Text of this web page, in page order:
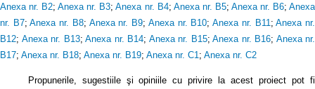
Anexa nr. B2;Anexa nr. B3;Anexa nr. B4; Anexa nr. B5; Anexa nr. B6;Anexa
nr. B7;Anexa nr. B8; Anexa nr. B9; Anexa nr. B10;Anexa nr. B11 ;Anexa nr.
B12; Anexa nr. B13; Anexa nr. B14; Anexa nr. B15; Anexa nr. B16; Anexa nr.
B17; Anexa nr. B18; Anexa nr. B19; Anexa nr. C1 ; Anexa nr. C2
Propunerile, sugestiile şi opiniile cu privire la acest proiect pot fi